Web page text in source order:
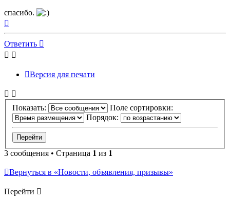
спасибо.
началу
Ответить
Версия для печати
Показать:
Поле сортировки:
Порядок:
3 сообщения • Страница 1 из 1
Вернуться в «Новости, объявления, призывы»
Перейти